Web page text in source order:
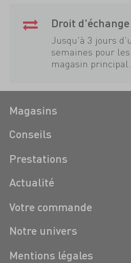
Droit d'échange
Jusqu'à 3 jours
semaines pour
magasin principal.
Magasins
Conseils
Prestations
Actualité
Votre commande
Notre univers
Mentions légales